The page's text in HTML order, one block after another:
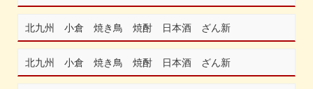
北九州 小倉 焼き鳥 焼酎 日本酒 ざん新
北九州 小倉 焼き鳥 焼酎 日本酒 ざん新